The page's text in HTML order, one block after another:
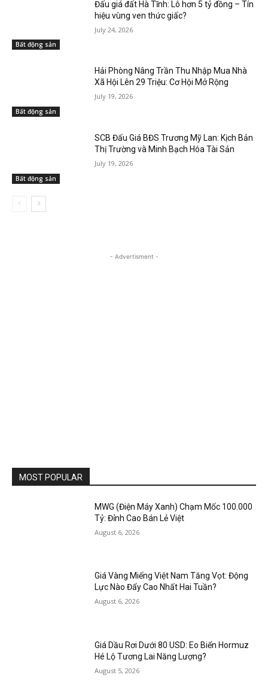
Bất động sản
Đấu giá đất Hà Tĩnh: Lô hơn 5 tỷ đồng – Tín
hiệu vùng ven thức giấc?
July 24, 2026
Bất động sản
Hải Phòng Nâng Trần Thu Nhập Mua Nhà
Xã Hội Lên 29 Triệu: Cơ Hội Mở Rộng
July 19, 2026
Bất động sản
SCB Đấu Giá BĐS Trương Mỹ Lan: Kịch Bản
Thị Trường và Minh Bạch Hóa Tài Sản
July 19, 2026
- Advertisment -
MOST POPULAR
MWG (Điện Máy Xanh) Chạm Mốc 100.000
Tỷ: Đỉnh Cao Bán Lẻ Việt
August 6, 2026
Giá Vàng Miếng Việt Nam Tăng Vọt: Động
Lực Nào Đẩy Cao Nhất Hai Tuần?
August 6, 2026
Giá Dầu Rơi Dưới 80 USD: Eo Biển Hormuz
Hé Lộ Tương Lai Năng Lượng?
August 5, 2026